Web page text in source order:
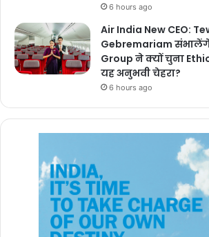
6 hours ago
Air India New CEO:
Gebremariam
Group ने क्यों चुना
यह अनुभवी चेहरा?
6 hours ago